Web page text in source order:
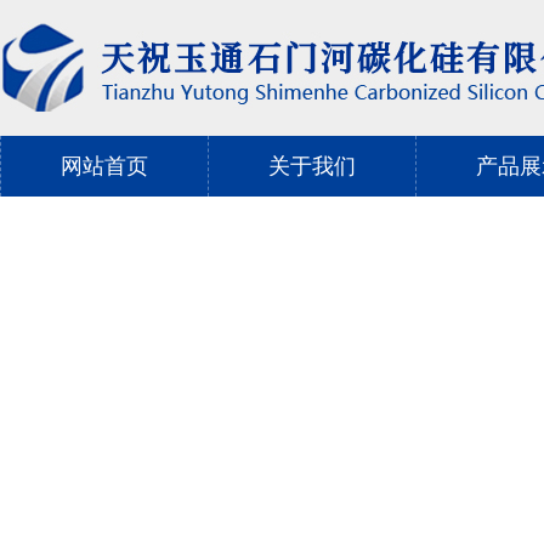
网站首页 关于我们 产品